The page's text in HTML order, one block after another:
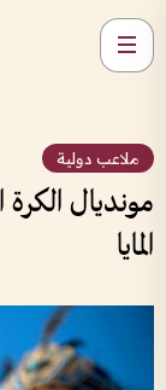
ملاعب دولية
مونديال
المايا